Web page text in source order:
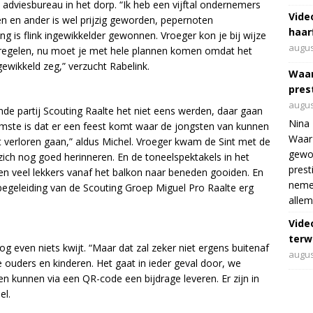
in het dorp. “Ik heb een vijftal ondernemers
en ander is wel prijzig geworden, pepernoten
is flink ingewikkelder gewonnen. Vroeger kon je bij wijze
nu moet je met hele plannen komen omdat het
zeg,” verzucht Rabelink.
partij Scouting Raalte het niet eens werden, daar gaan
is dat er een feest komt waar de jongsten van kunnen
gaan,” aldus Michel. Vroeger kwam de Sint met de
nog goed herinneren. En de toneelspektakels in het
veel lekkers vanaf het balkon naar beneden gooiden. En
van de Scouting Groep Miguel Pro Raalte erg
even niets kwijt. “Maar dat zal zeker niet ergens buitenaf
en kinderen. Het gaat in ieder geval door, we
kunnen via een QR-code een bijdrage leveren. Er zijn in
Nina